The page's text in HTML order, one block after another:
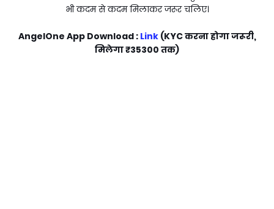
भी कदम से कदम मिलाकर जरूर चलिए।
AngelOne App Download : Link(KYC करना होगा जरूरी,
मिलेगा₹35300 तक)